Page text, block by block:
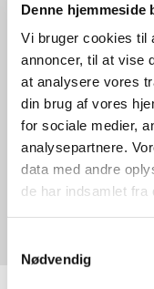
Denne hjemmeside
Vi bruger cookies til
annoncer, til at vise
at analysere vores
din brug af vores
for sociale medier,
analysepartnere.
data med andre
de har indsamlet fra
Nødvendig